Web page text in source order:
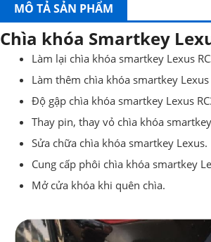
MÔ TẢ SẢN PHẨM
Chìa khóa Smartkey
Làm lại chìa khóa smartkey Lexus
Làm thêm chìa khóa smartkey
Độ gập chìa khóa smartkey Lexus
Thay pin, thay vỏ chìa khóa
Sửa chữa chìa khóa smartkey Lexus.
Cung cấp phôi chìa khóa smartkey
Mở cửa khóa khi quên chìa.